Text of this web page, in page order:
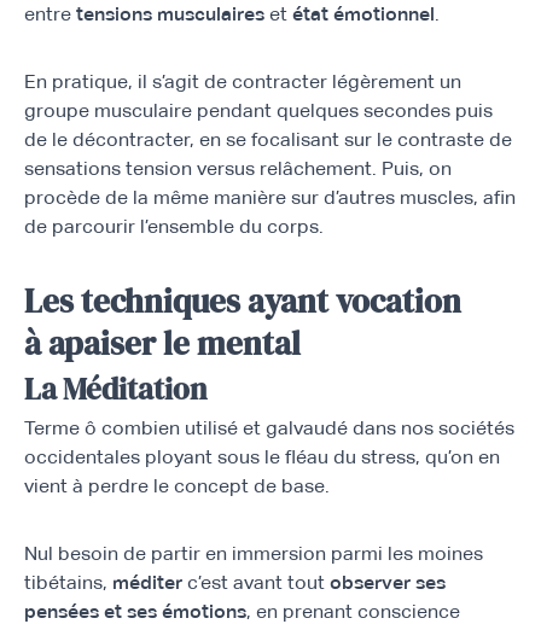
entre tensions musculaires et état émotionnel
En pratique, il s’agit de contracter légèrement un
groupe musculaire pendant quelques secondes puis
de le décontracter, en se focalisant sur le contraste de
sensations tension versus relâchement. Puis, on
procède de la même manière sur d’autres muscles, afin
de parcourir l’ensemble du corps.
Les techniques ayant vocation
àapaiser le mental
La Méditation
Terme ô combien utilisé et galvaudé dans nos sociétés
occidentales ployant sous le fléau du stress, qu’on en
vient à perdre le concept de base.
Nul besoin de partir en immersion parmi les moines
tibétains, méditer c’est avant tout observer ses
pensées et ses émotions, en prenant conscience